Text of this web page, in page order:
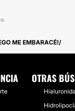
ME EMBARACÉ!
OTRAS